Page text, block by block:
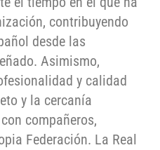
contribuyendo
desde las
Asimismo,
y calidad
y la cercanía
compañeros,
Federación. La Real